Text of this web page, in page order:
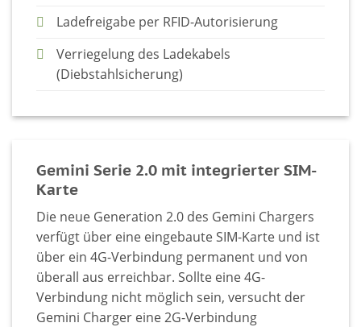
Ladefreigabe per RFID-Autorisierung
Verriegelung des Ladekabels
(Diebstahlsicherung)
Gemini Serie 2.0 mit integrierter SIM-
Karte
Die neue Generation 2.0 des Gemini Chargers
verfügt über eine eingebaute SIM-Karte und ist
über ein 4G-Verbindung permanent und von
überall aus erreichbar. Sollte eine 4G-
Verbindung nicht möglich sein, versucht der
Gemini Charger eine 2G-Verbindung